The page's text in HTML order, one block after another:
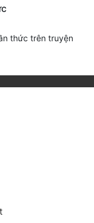
thức trên truyện